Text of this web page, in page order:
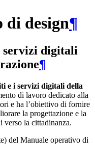
di design¶
servizi digitali
¶
e i servizi digitali della
di lavoro dedicato alla
e ha l’obiettivo di fornire
la progettazione e la
verso la cittadinanza.
del Manuale operativo di